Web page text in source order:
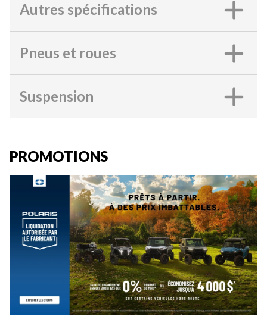
Autres spécifications
Pneus et roues
Suspension
PROMOTIONS